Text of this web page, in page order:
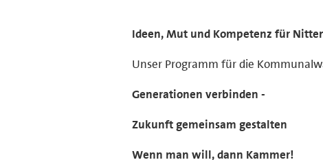
Ideen, Mut und Kompetenz für
Unser Programm für die
Generationen verbinden -
Zukunft gemeinsam gestalten
Wenn man will, dann Kammer!